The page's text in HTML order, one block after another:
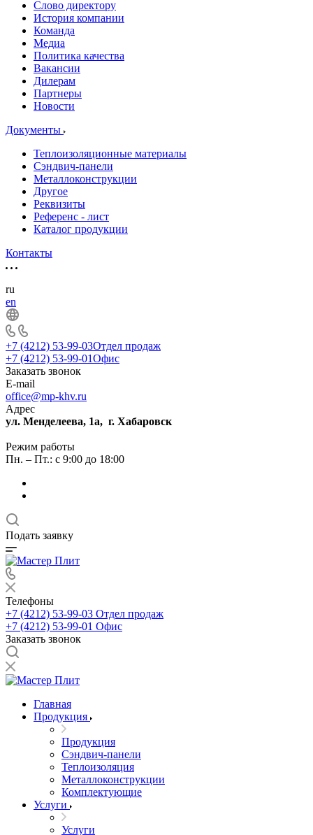
Слово директору
История компании
Команда
Медиа
Политика качества
Вакансии
Дилерам
Партнеры
Новости
Документы
Теплоизоляционные материалы
Сэндвич-панели
Металлоконструкции
Другое
Реквизиты
Референс - лист
Каталог продукции
Контакты
ru
en
+7 (4212) 53-99-03Отдел продаж
+7 (4212) 53-99-01Офис
Заказать звонок
E-mail
office@mp-khv.ru
Адрес
ул. Менделеева, 1а, г. Хабаровск
Режим работы
Пн. – Пт.: с 9:00 до 18:00
Подать заявку
Телефоны
+7 (4212) 53-99-03 Отдел продаж
+7 (4212) 53-99-01 Офис
Заказать звонок
Главная
Продукция
Продукция
Сэндвич-панели
Теплоизоляция
Металлоконструкции
Комплектующие
Услуги
Услуги